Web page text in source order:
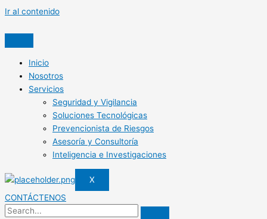
Ir al contenido
Inicio
Nosotros
Servicios
Seguridad y Vigilancia
Soluciones Tecnológicas
Prevencionista de Riesgos
Asesoría y Consultoría
Inteligencia e Investigaciones
X
CONTÁCTENOS